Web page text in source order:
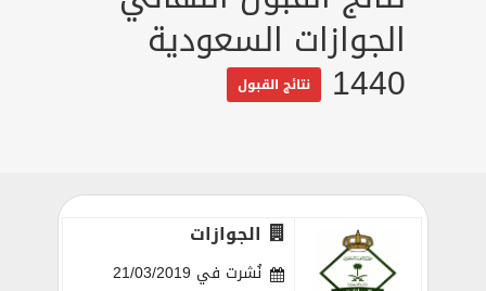
الجوازات السعودية
1440 نتائج القبول
الجوازات
نُشرت في 21/03/2019